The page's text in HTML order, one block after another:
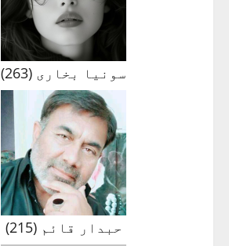
سونیا بخاری (
263
)
حبدار قائم(
215
)